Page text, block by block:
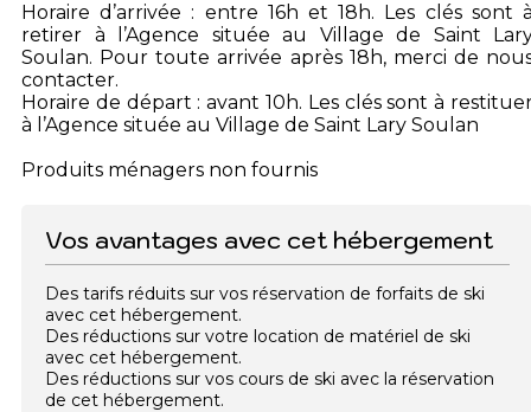
Horaire d’arrivée : entre 16h et 18h. Les clés sont
retirer à l’Agence située au Village de Saint
Soulan. Pour toute arrivée après 18h, merci de
contacter.
Horaire de départ : avant 10h. Les clés sont à
à l’Agence située au Village de Saint Lary Soulan
Produits ménagers non fournis
Vos avantages avec cet hébergement
Des tarifs réduits sur vos réservation de forfaits de ski
avec cet hébergement.
Des réductions sur votre location de matériel de ski
avec cet hébergement.
Des réductions sur vos cours de ski avec la réservation
de cet hébergement.